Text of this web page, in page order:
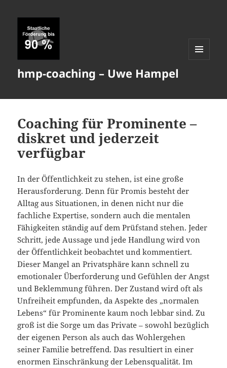
hmp-coaching – Uwe Hampel
Coaching für Prominente –
diskret und jederzeit
verfügbar
In der Öffentlichkeit zu stehen, ist eine große
Herausforderung. Denn für Promis besteht der
Alltag aus Situationen, in denen nicht nur die
fachliche Expertise, sondern auch die mentalen
Fähigkeiten ständig auf dem Prüfstand stehen. Jeder
Schritt, jede Aussage und jede Handlung wird von
der Öffentlichkeit beobachtet und kommentiert.
Dieser Mangel an Privatsphäre kann schnell zu
emotionaler Überforderung und Gefühlen der Angst
und Beklemmung führen. Der Zustand wird oft als
Unfreiheit empfunden, da Aspekte des „normalen
Lebens“ für Prominente kaum noch lebbar sind. Zu
groß ist die Sorge um das Private – sowohl bezüglich
der eigenen Person als auch das Wohlergehen
seiner Familie betreffend. Das resultiert in einer
enormen Einschränkung der Lebensqualität. Im